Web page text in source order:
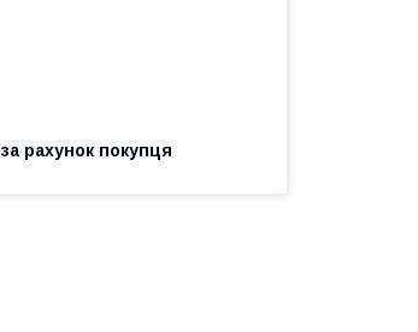
за рахунок покупця